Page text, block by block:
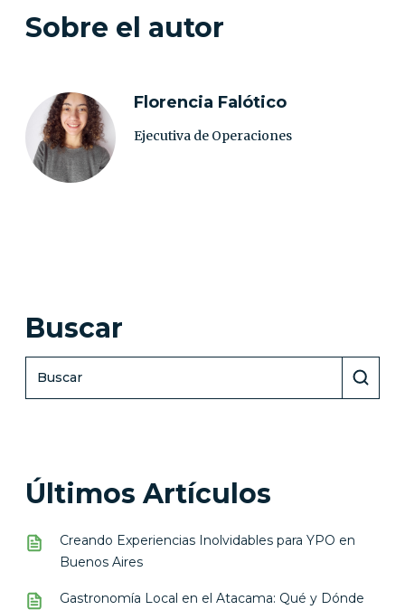
Sobre el autor
Florencia Falótico
Ejecutiva de Operaciones
Buscar
Últimos Artículos
Creando Experiencias Inolvidables para YPO en
Buenos Aires
Gastronomía Local en el Atacama: Qué y Dónde